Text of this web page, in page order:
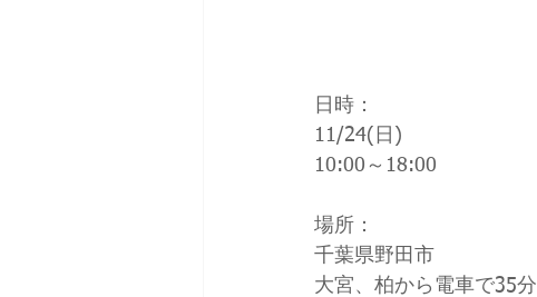
日時：
11/24(日)
10:00～18:00
場所：
千葉県野田市
大宮、柏から電車で35分